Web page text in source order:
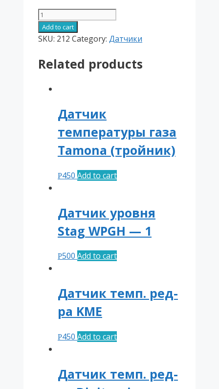
Мапсенсор
PS
04
Add to cart
SKU: 212 Category: Датчики
Related products
Датчик
температуры газа
Tamona (тройник)
Р450 Add to cart
Датчик уровня
Stag WPGH — 1
Р500 Add to cart
Датчик темп. ред-
ра KME
Р450 Add to cart
Датчик темп. ред-